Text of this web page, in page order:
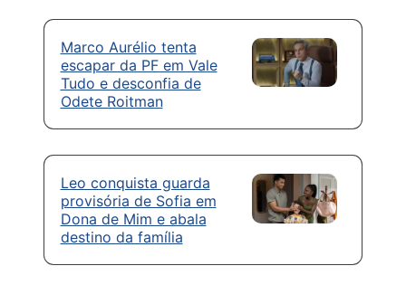
Marco Aurélio tenta
escapar da PF em Vale
Tudo e desconfia de
Odete Roitman
Leo conquista guarda
provisória de Sofia em
Dona de Mim e abala
destino da família